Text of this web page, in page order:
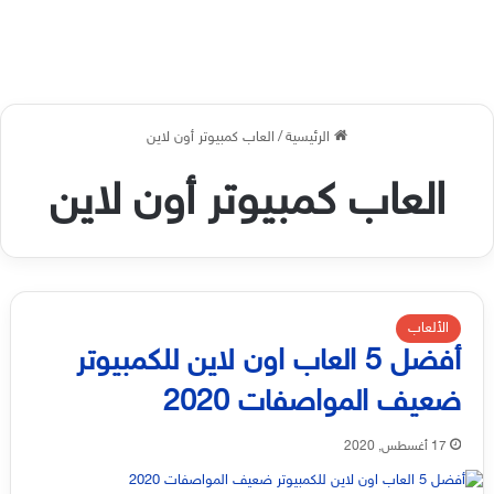
الرئيسية/ العاب كمبيوتر أون لاين
العاب كمبيوتر أون لاين
الألعاب
أفضل 5 العاب اون لاين للكمبيوتر
ضعيف المواصفات 2020
17 أغسطس, 2020